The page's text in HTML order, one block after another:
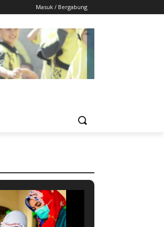
Masuk / Bergabung